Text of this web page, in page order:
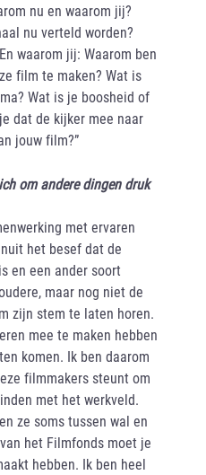
nu en waarom jij?
nu verteld worden?
waarom jij: Waarom ben
film te maken? Wat is
Wat is je boosheid of
dat de kijker mee naar
jouw film?”
om andere dingen druk
met ervaren
het besef dat de
en een ander soort
maar nog niet de
zijn stem te laten horen.
mee te maken hebben
komen. Ik ben daarom
filmmakers steunt om
met het werkveld.
ze soms tussen wal en
het Filmfonds moet je
hebben. Ik ben heel